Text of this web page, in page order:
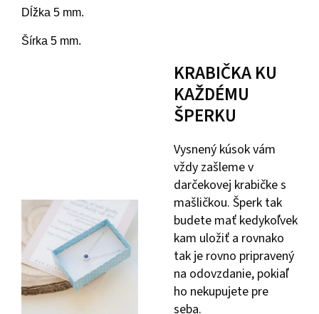
Dĺžka 5 mm.
Šírka 5 mm.
KRABIČKA KU
KAŽDÉMU
ŠPERKU
Vysnený kúsok vám
vždy zašleme v
darčekovej krabičke s
mašličkou. Šperk tak
budete mať kedykoľvek
kam uložiť a rovnako
tak je rovno pripravený
na odovzdanie, pokiaľ
ho nekupujete pre
seba.